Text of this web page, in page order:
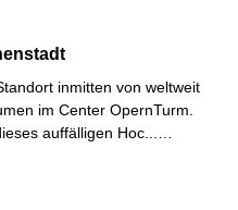
inmitten von weltweit
im Center OpernTurm.
auffälligen Hoc